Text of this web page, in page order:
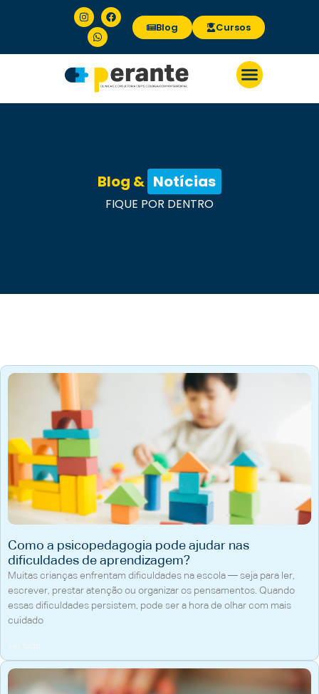
Blog Cursos
Blog & Notícias
FIQUE POR DENTRO
Como a psicopedagogia pode ajudar nas
dificuldades de aprendizagem?
Muitas crianças enfrentam dificuldades na escola — seja para ler,
escrever, prestar atenção ou organizar os pensamentos. Quando
essas dificuldades persistem, pode ser a hora de olhar com mais
cuidado
Ler tudo